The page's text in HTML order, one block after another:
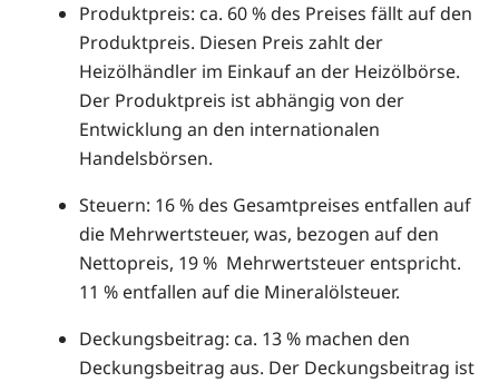
Produktpreis: ca. 60 % des Preises fällt auf den
Produktpreis. Diesen Preis zahlt der
Heizölhändler im Einkauf an der Heizölbörse.
Der Produktpreis ist abhängig von der
Entwicklung an den internationalen
Handelsbörsen.
Steuern: 16 % des Gesamtpreises entfallen auf
die Mehrwertsteuer, was, bezogen auf den
Nettopreis, 19 % Mehrwertsteuer entspricht.
11 % entfallen auf die Mineralölsteuer.
Deckungsbeitrag: ca. 13 % machen den
Deckungsbeitrag aus. Der Deckungsbeitrag ist